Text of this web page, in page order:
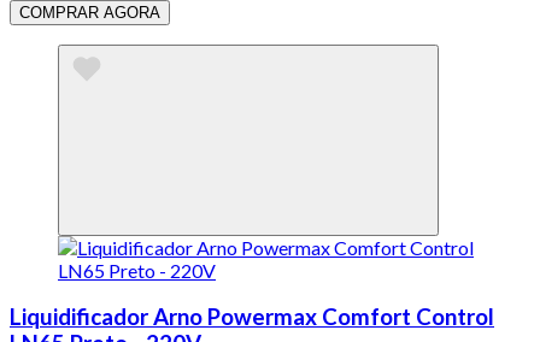
COMPRAR AGORA
Liquidificador Arno Powermax Comfort Control